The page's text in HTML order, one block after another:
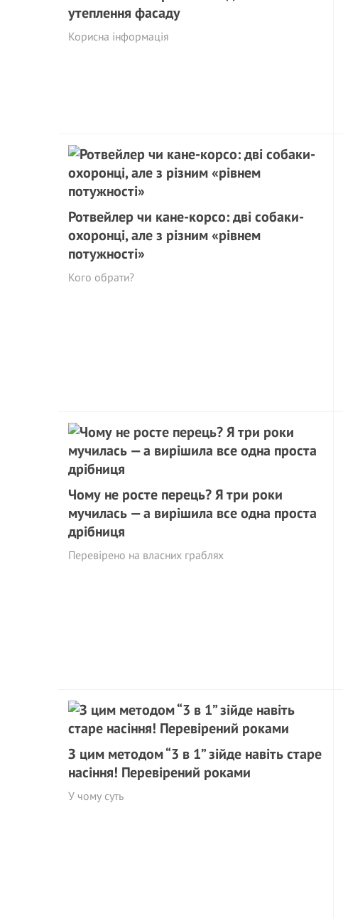
утеплення фасаду
Корисна інформація
Ротвейлер чи кане-корсо: дві собаки-
охоронці, але з різним «рівнем
потужності»
Кого обрати?
Чому не росте перець? Я три роки
мучилась — а вирішила все одна проста
дрібниця
Перевірено на власних граблях
З цим методом “3 в 1” зійде навіть старе
насіння! Перевірений роками
У чому суть